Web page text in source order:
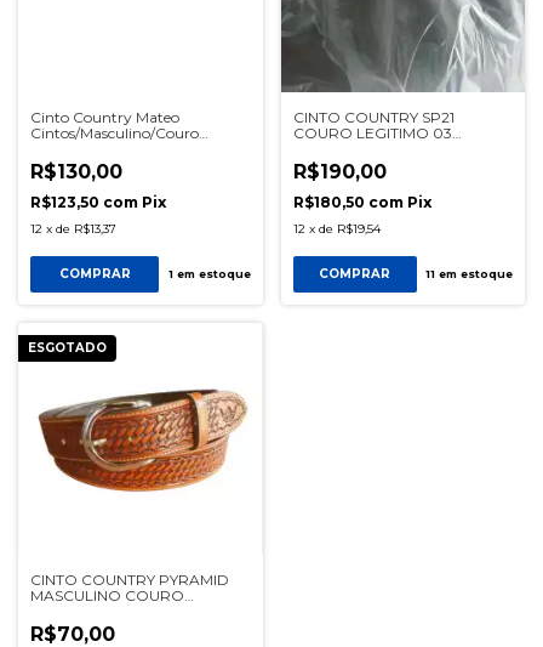
Cinto Country Mateo
Cintos/Masculino/Couro
e Preto Ref 1660
R$130,00
R$123,50 com Pix
12 x de R$13,37
COMPRAR 1em estoque
CINTO COUNTRY SP21
COURO LEGITIMO 03
SP1003CAF
R$190,00
R$180,50 com Pix
12 x de R$19,54
COMPRAR 11 em estoque
ESGOTADO
CINTO COUNTRY PYRAMID
MASCULINO COURO
2020 ELOI
R$70,00